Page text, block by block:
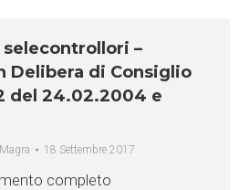
–
Delibera di Consiglio
del 24.02.2004 e
18 Settembre 2017
completo